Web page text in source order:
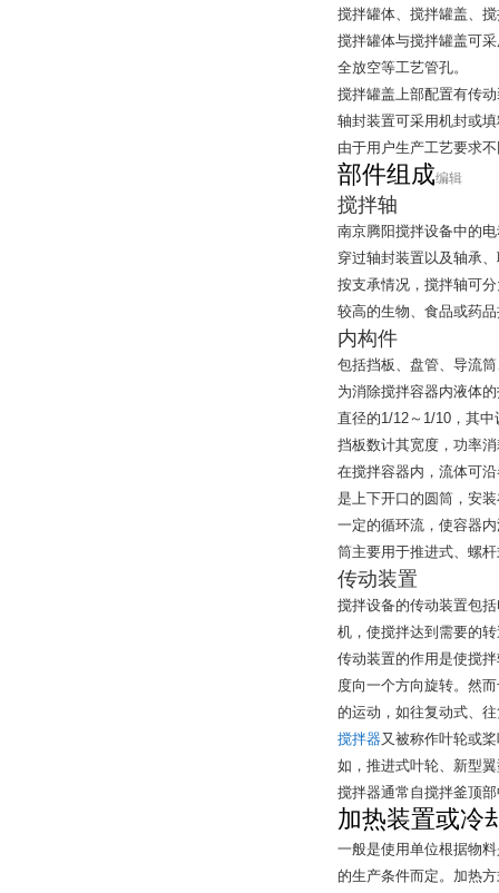
搅拌罐体、搅拌罐盖、
搅拌罐体与搅拌罐盖可
全放空等工艺管孔。
搅拌罐盖上部配置有传
轴封装置可采用机封或
由于用户生产工艺要求
部件组成编辑
搅拌轴
南京腾阳搅拌设备中的
穿过轴封装置以及轴承
按支承情况，搅拌轴可
较高的生物、食品或药
内构件
包括挡板、盘管、导流
为消除搅拌容器内液体
直径的1/12～ 1/10 ，其
挡板数计其宽度，功率
在搅拌容器内，流体可
是上下开口的圆筒，安
一定的循环流，使容器
筒主要用于推进式、螺
传动装置
搅拌设备的传动装置包
机，使搅拌达到需要的
传动装置的作用是使搅
度向一个方向旋转。然
的运动，如往复动式、
搅拌器又被称作叶轮或
如，推进式叶轮、新型
搅拌器通常自搅拌釜顶
加热装置或冷
一般是使用单位根据物
的生产条件而定。加热